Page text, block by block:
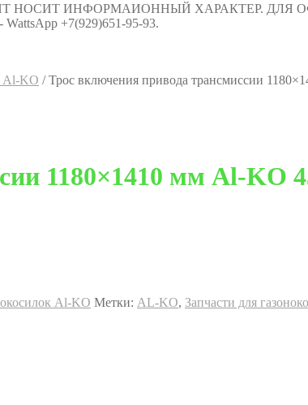
НОСИТ ИНФОРМАИОННЫЙ ХАРАКТЕР. ДЛЯ
+7(929)651-95-93.
Al-KO /Трос включения привода трансмиссии
1180×1410 мм Al-KO
Al-KO Метки: AL-KO, Запчасти для